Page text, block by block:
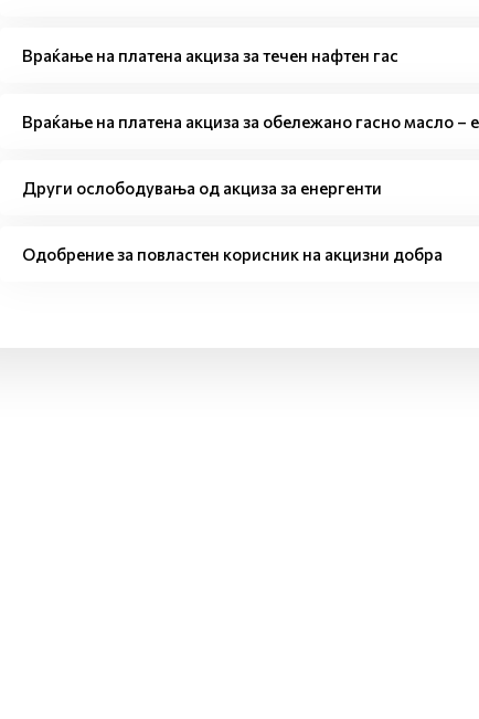
Враќање на платена акциза за течен нафтен гас
Враќање на платена акциза за обележано гасно масло –
Други ослободувања од акциза за енергенти
Одобрение за повластен корисник на акцизни добра